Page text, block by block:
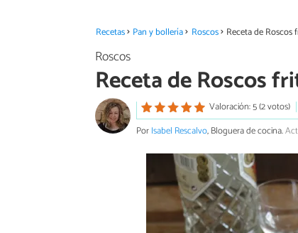
Recetas Pan y bollería Roscos Receta de Roscos
Roscos
Receta de Roscos
Valoración: 5 (2 votos)
PorIsabel Rescalvo, Bloguera de cocina.